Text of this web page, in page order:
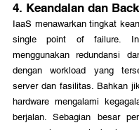
4. Keandalan dan
IaaS menawarkan tingkat
single point of failure.
menggunakan redundansi
dengan workload yang
server dan fasilitas. Bahkan
hardware mengalami
berjalan. Sebagian besar